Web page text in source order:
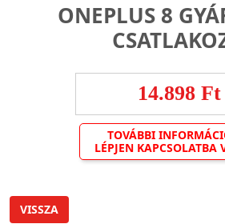
ONEPLUS 8
14.898 Ft
TOVÁBBI
LÉPJEN KAPCSOLATBA
VISSZA